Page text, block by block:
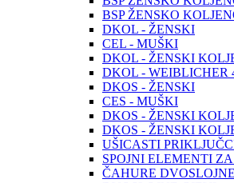
BSP ŽENSKO
DKOL - ŽENSKI
CEL - MUŠKI
DKOL - ŽENSKI
DKOL - WEIBLICHER
DKOS - ŽENSKI
CES - MUŠKI
DKOS - ŽENSKI
DKOS - ŽENSKI
UŠICASTI
SPOJNI ELEMENTI
ČAHURE DVOSLOJNE